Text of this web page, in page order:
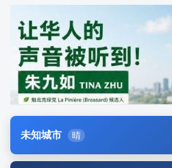
未知城市 晴